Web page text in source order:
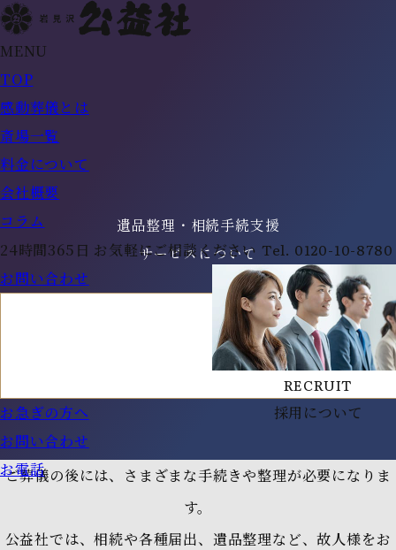
MENU
TOP
感動葬儀とは
斎場一覧
料金について
会社概要
コラム
24時間365日 お気軽にご相談ください Tel. 0120-10-8780
お問い合わせ
RECRUIT
採用について
お急ぎの方へ
お問い合わせ
お電話
遺品整理・相続手続支援
サービスについて
ご葬儀の後には、さまざまな手続きや整理が必要になりま
す。
公益社では、相続や各種届出、遺品整理など、故人様をお